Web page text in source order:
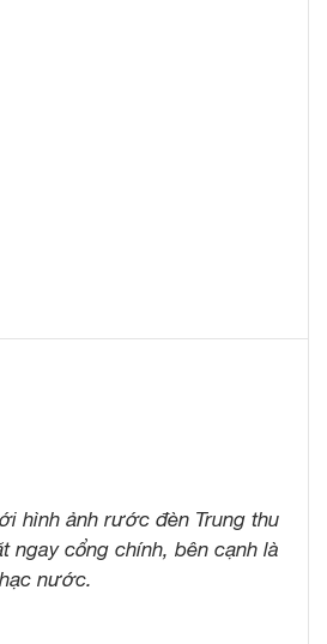
hình ảnh rước đèn Trung thu
ngay cổng chính, bên cạnh là
nước.